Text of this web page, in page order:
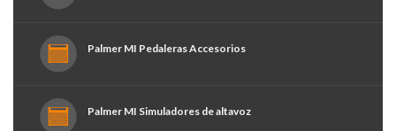
Palmer MI Pedaleras Accesorios
Palmer MI Simuladores de altavoz